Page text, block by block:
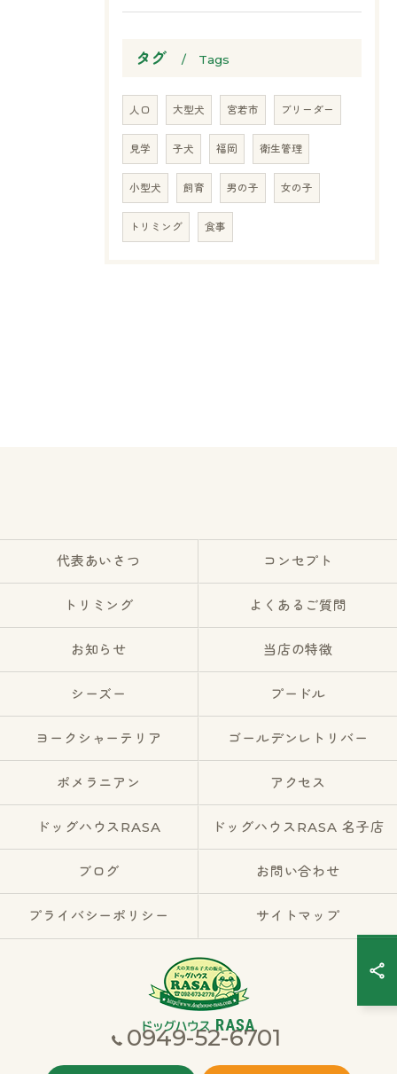
タグ Tags
人口 大型犬 宮若市 ブリーダー
見学 子犬 福岡 衛生管理
小型犬 飼育 男の子 女の子
トリミング 食事
0949-52-6701
代表あいさつ コンセプト
トリミング よくあるご質問
お知らせ 当店の特徴
シーズー プードル
ヨークシャーテリア ゴールデンレトリバー
ポメラニアン アクセス
ドッグハウスRASA ドッグハウスRASA 名子店
ブログ お問い合わせ
プライバシーポリシー サイトマップ